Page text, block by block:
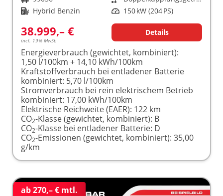
Kraftstoff Hybrid Benzin Leistung 150 kW (204 PS)
38.999,– €
incl. 19% MwSt.
Details
Energieverbrauch (gewichtet, kombiniert):
1,50 l/100km + 14,10 kWh/100km
Kraftstoffverbrauch bei entladener Batterie
kombiniert: 5,70 l/100km
Stromverbrauch bei rein elektrischem Betrieb
kombiniert: 17,00 kWh/100km
Elektrische Reichweite (EAER): 122 km
CO2-Klasse (gewichtet, kombiniert): B
CO2-Klasse bei entladener Batterie: D
CO2-Emissionen (gewichtet, kombiniert): 35,00
g/km
ab 270,– € mtl.